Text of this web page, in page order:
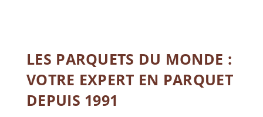
LES PARQUETS DU MONDE :
VOTRE EXPERT EN PARQUET
DEPUIS 1991